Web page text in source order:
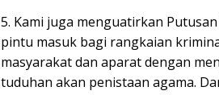
5. Kami juga menguatirkan
pintu masuk bagi rangkaian
masyarakat dan aparat dengan
tuduhan akan penistaan agama.